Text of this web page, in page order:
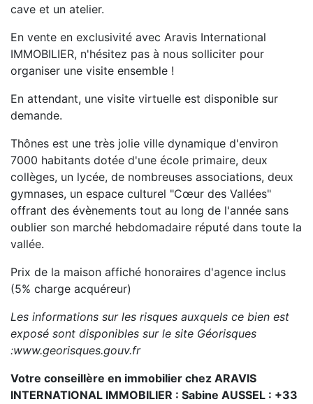
cave et un atelier.
En vente en exclusivité avec Aravis International
IMMOBILIER, n'hésitez pas à nous solliciter pour
organiser une visite ensemble !
En attendant, une visite virtuelle est disponible sur
demande.
Thônes est une très jolie ville dynamique d'environ
7000 habitants dotée d'une école primaire, deux
collèges, un lycée, de nombreuses associations, deux
gymnases, un espace culturel "Cœur des Vallées"
offrant des évènements tout au long de l'année sans
oublier son marché hebdomadaire réputé dans toute la
vallée.
Prix de la maison affiché honoraires d'agence inclus
(5% charge acquéreur)
Les informations sur les risques auxquels ce bien est
exposé sont disponibles sur le site Géorisques
:www.georisques.gouv.fr
Votre conseillère en immobilier chez ARAVIS
INTERNATIONAL IMMOBILIER : Sabine AUSSEL : +33